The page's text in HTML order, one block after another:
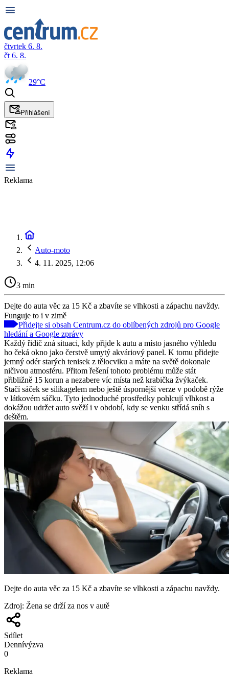
čtvrtek 6. 8.
čt 6. 8.
29°C
Přihlášení
Reklama
Auto-moto
4. 11. 2025, 12:06
3 min
Dejte do auta věc za 15 Kč a zbavíte se vlhkosti a zápachu navždy.
Funguje to i v zimě
Přidejte si obsah Centrum.cz do oblíbených zdrojů pro Google
hledání a Google zprávy
Každý řidič zná situaci, kdy přijde k autu a místo jasného výhledu
ho čeká okno jako čerstvě umytý akváriový panel. K tomu přidejte
jemný odér starých tenisek z tělocviku a máte na světě dokonale
ničivou atmosféru. Přitom řešení tohoto problému může stát
přibližně 15 korun a nezabere víc místa než krabička žvýkaček.
Stačí sáček se silikagelem nebo ještě úspornější verze v podobě rýže
v látkovém sáčku. Tyto jednoduché prostředky pohlcují vlhkost a
dokážou udržet auto svěží i v období, kdy se venku střídá sníh s
deštěm.
Dejte do auta věc za 15 Kč a zbavíte se vlhkosti a zápachu navždy.
Zdroj: Žena se drží za nos v autě
Sdílet
Dennívýzva
0
Reklama